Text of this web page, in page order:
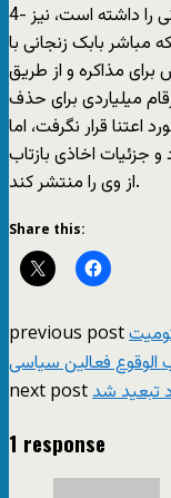
4- این که سایت بازتاب قصد اخاذی از بابک زنجانی را داشته است، نیز
مباشر بابک زنجانی با
مذاکره و از طریق
میلیاردی برای حذف
قرار نگرفت، اما
و جزئیات اخاذی بازتاب
از وی را منتشر کند.
Share this:
previous post
الوقوع فعالین سیاسی
next postتبعید شد
1 response